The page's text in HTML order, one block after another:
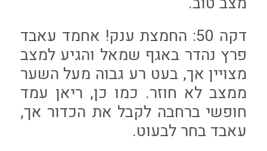
דקה 50: החמצת ענק! אחמד עאבד
פרץ נהדר באגף שמאל והגיע למצב
מצויין אך, בעט רע גבוה מעל השער
ממצב לא חוזר. כמו כן, ריאן עמד
חופשי ברחבה לקבל את הכדור אך,
עאבד בחר לבעוט.